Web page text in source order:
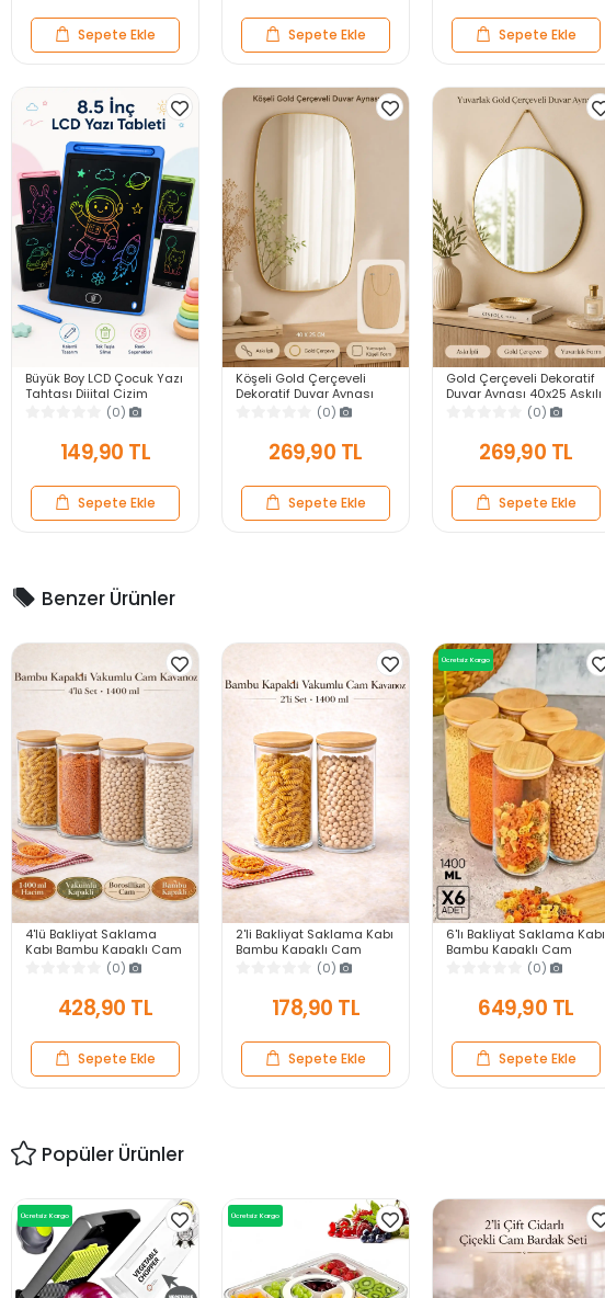
Sepete Ekle Sepete Ekle Sepete Ekle
Büyük Boy LCD Çocuk Yazı
Tahtası Dijital Çizim
Tableti Kalemli Silinebilir
8.5′ Oyuncak Not Defteri
(0)
149,90 TL
Sepete Ekle
Köşeli Gold Çerçeveli
Dekoratif Duvar Aynası
40X25 Askılı Modern
Salon Antre Banyo Yatak
Odası Ayna
(0)
269,90 TL
Sepete Ekle
Gold Çerçeveli Dekoratif
Duvar Aynası 40x25 Askılı
Modern Salon Antre
Banyo Yatak Odası
Aynası
(0)
269,90 TL
Sepete Ekle
Benzer Ürünler
4'lü Bakliyat Saklama
Kabı Bambu Kapaklı Cam
Kavanoz Vakumlu
Baharatlık Mutfak
Organizer Seti
(0)
428,90 TL
Sepete Ekle
2'li Bakliyat Saklama Kabı
Bambu Kapaklı Cam
Kavanoz Vakumlu
Baharatlık Mutfak
Organizer Seti
(0)
178,90 TL
Sepete Ekle
Ücretsiz Kargo
6'lı Bakliyat Saklama Kabı
Bambu Kapaklı Cam
Kavanoz Vakumlu
Baharatlık Mutfak
Organizer Seti
(0)
649,90 TL
Sepete Ekle
Popüler Ürünler
Ücretsiz Kargo Ücretsiz Kargo